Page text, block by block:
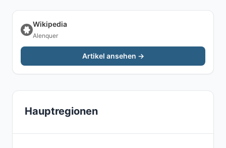
Wikipedia
Alenquer
Artikel ansehen →
Hauptregionen